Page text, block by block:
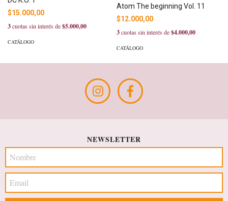
$15.000,00
3cuotas sin interés de$5.000,00
CATÁLOGO
Atom The beginning Vol. 11
$12.000,00
3cuotas sin interés de$4.000,00
CATÁLOGO
NEWSLETTER